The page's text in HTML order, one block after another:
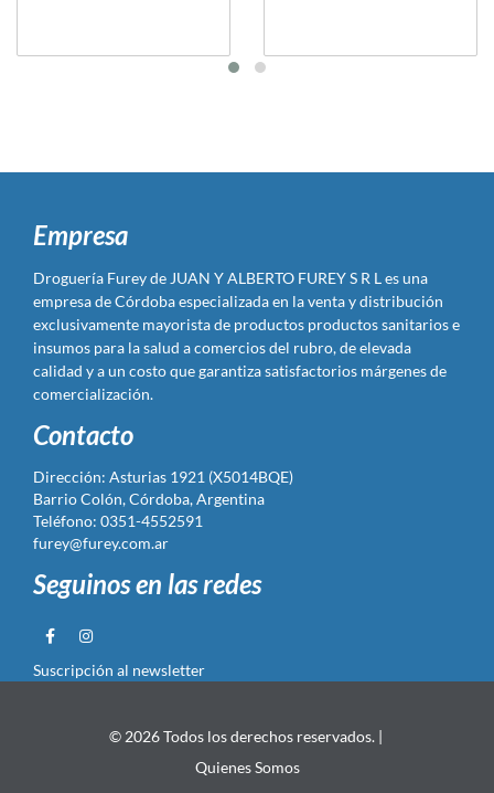
Empresa
Droguería Furey de JUAN Y ALBERTO FUREY S R L es una
empresa de Córdoba especializada en la venta y distribución
exclusivamente mayorista de productos productos sanitarios e
insumos para la salud a comercios del rubro, de elevada
calidad y a un costo que garantiza satisfactorios márgenes de
comercialización.
Contacto
Dirección: Asturias 1921 (X5014BQE)
Barrio Colón, Córdoba, Argentina
Teléfono: 0351-4552591
furey@furey.com.ar
Seguinos en las redes
Suscripción al newsletter
© 2026 Todos los derechos reservados. |
Quienes Somos